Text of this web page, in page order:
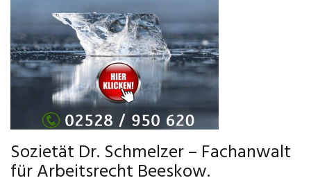
Sozietät Dr. Schmelzer – Fachanwalt
für Arbeitsrecht Beeskow.